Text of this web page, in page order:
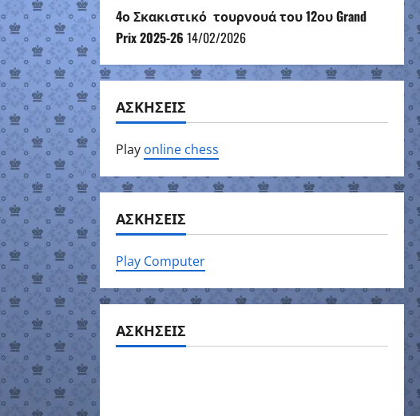
4ο Σκακιστικό τουρνουά του 12ου Grand
Prix 2025-26 14/02/2026
ΑΣΚΗΣΕΙΣ
Play online chess
ΑΣΚΗΣΕΙΣ
Play Computer
ΑΣΚΗΣΕΙΣ